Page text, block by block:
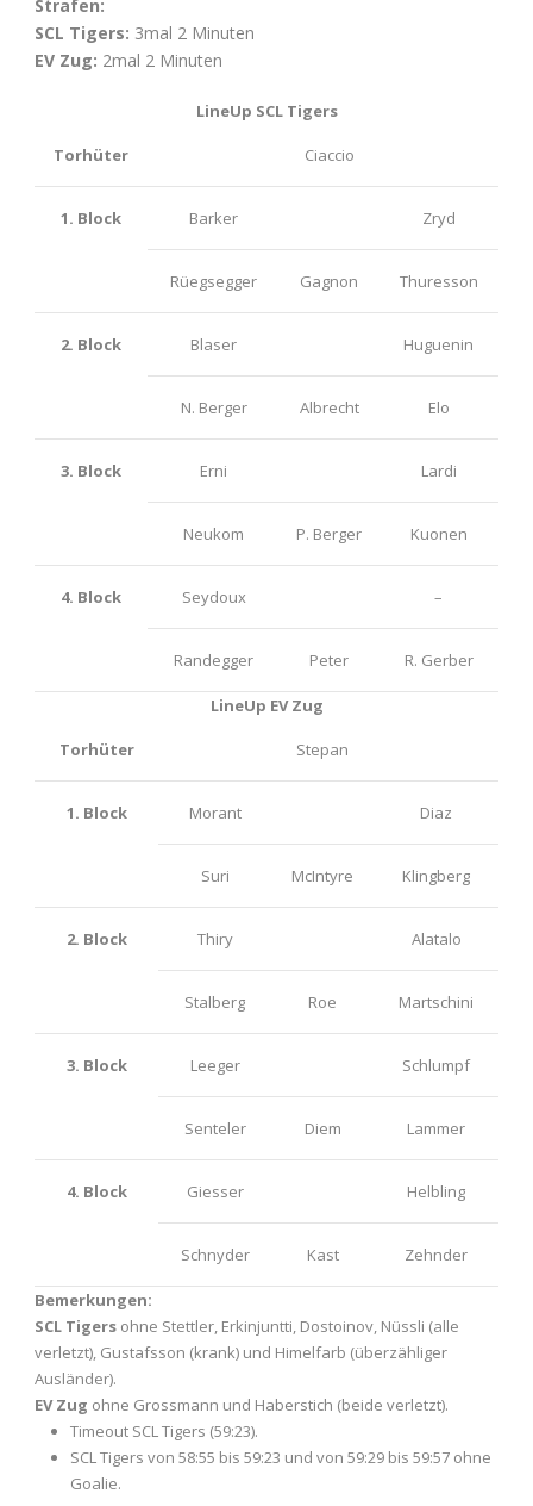
Strafen:
SCL Tigers: 3mal 2 Minuten
EV Zug: 2mal 2 Minuten
LineUp SCL Tigers
Torhüter Ciaccio
1. Block Barker Zryd
Rüegsegger Gagnon Thuresson
2. Block Blaser Huguenin
N. Berger Albrecht Elo
3. Block Erni Lardi
Neukom P. Berger Kuonen
4. Block Seydoux –
Randegger Peter R. Gerber
LineUp EV Zug
Torhüter Stepan
1. Block Morant Diaz
Suri McIntyre Klingberg
2. Block Thiry Alatalo
Stalberg Roe Martschini
3. Block Leeger Schlumpf
Senteler Diem Lammer
4. Block Giesser Helbling
Schnyder Kast Zehnder
Bemerkungen:
SCL Tigers ohne Stettler, Erkinjuntti, Dostoinov, Nüssli (alle
verletzt), Gustafsson (krank) und Himelfarb (überzähliger
Ausländer).
EV Zug ohne Grossmann und Haberstich (beide verletzt).
Timeout SCL Tigers (59:23).
SCL Tigers von 58:55 bis 59:23 und von 59:29 bis 59:57 ohne
Goalie.